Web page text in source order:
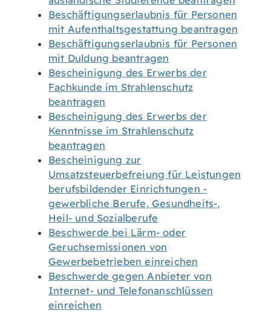
Beschäftigungserlaubnis für Personen
mit Aufenthaltsgestattung beantragen
Beschäftigungserlaubnis für Personen
mit Duldung beantragen
Bescheinigung des Erwerbs der
Fachkunde im Strahlenschutz
beantragen
Bescheinigung des Erwerbs der
Kenntnisse im Strahlenschutz
beantragen
Bescheinigung zur
Umsatzsteuerbefreiung für Leistungen
berufsbildender Einrichtungen -
gewerbliche Berufe, Gesundheits-,
Heil- und Sozialberufe
Beschwerde bei Lärm- oder
Geruchsemissionen von
Gewerbebetrieben einreichen
Beschwerde gegen Anbieter von
Internet- und Telefonanschlüssen
einreichen